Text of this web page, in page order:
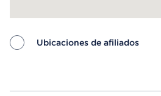
Ubicaciones de afiliados